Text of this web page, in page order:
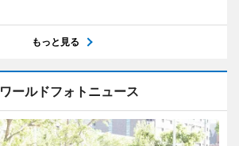
もっと見る
ワールドフォトニュース